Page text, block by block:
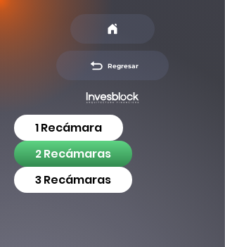
Regresar
1 Recámara
2 Recámaras
3 Recámaras